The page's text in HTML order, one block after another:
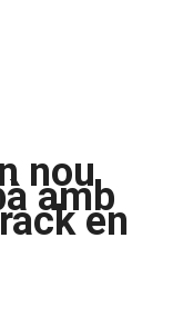
nou
amb
en